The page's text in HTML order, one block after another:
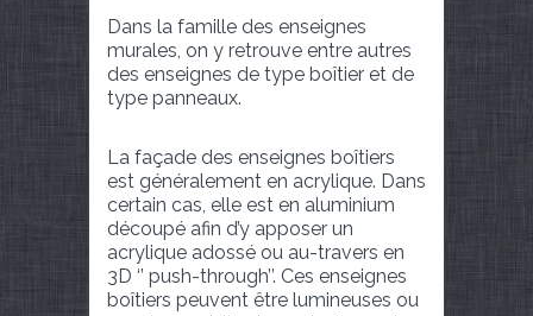
Dans la famille des enseignes
murales, on y retrouve entre autres
des enseignes de type boîtier et de
type panneaux.
La façade des enseignes boîtiers
est généralement en acrylique. Dans
certain cas, elle est en aluminium
découpé afin d’y apposer un
acrylique adossé ou au-travers en
3D ‘’ push-through’’. Ces enseignes
boîtiers peuvent être lumineuses ou